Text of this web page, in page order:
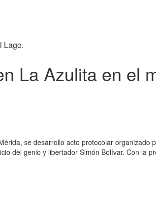
Lago.
La Azulita en el
se desarrollo acto protocolar
del genio y libertador Simón Bolívar. Con la